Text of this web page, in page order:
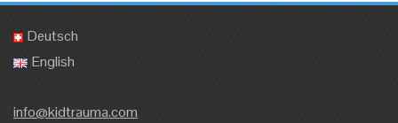
Deutsch
English
info@kidtrauma.com